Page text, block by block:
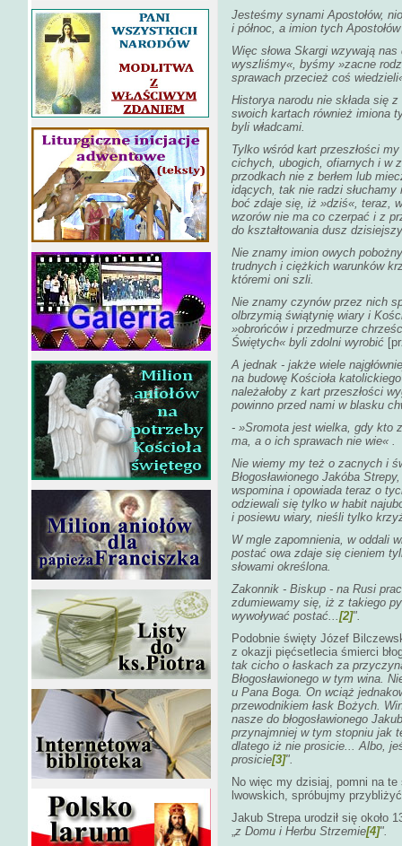
Jesteśmy synami Apostołów,
i północ, a imion tych
Więc słowa Skargi wzywają
wyszliśmy«, byśmy »zacne
sprawach przecież coś
Historya narodu nie składa się
swoich kartach również imiona
byli władcami.
Tylko wśród kart przeszłości
cichych, ubogich, ofiarnych i w
przodkach nie z berłem lub
idących, tak nie radzi
boć zdaje się, iż »dziś«, teraz,
wzorów nie ma co czerpać i z
do kształtowania dusz
Nie znamy imion owych
trudnych i ciężkich warunków
któremi oni szli.
Nie znamy czynów przez nich
olbrzymią świątynię wiary i
»obrońców i przedmurze
Świętych« byli zdolni wyrobić
A jednak - jakże wiele
na budowę Kościoła
należałoby z kart przeszłości
powinno przed nami w blasku
- »Sromota jest wielka, gdy kto
ma, a o ich sprawach nie wie« .
Nie wiemy my też o zacnych i
Błogosławionego Jakóba
wspomina i opowiada teraz o
odziewali się tylko w habit
i posiewu wiary, nieśli tylko
W mgle zapomnienia, w oddali
postać owa zdaje się cieniem
słowami określona.
Zakonnik - Biskup - na Rusi
zdumiewamy się, iż z takiego
wywoływać postać...[2]".
Podobnie święty Józef
z okazji pięćsetlecia śmierci
tak cicho o łaskach za
Błogosławionego w tym wina.
u Pana Boga. On wciąż
przewodnikiem łask Bożych.
nasze do błogosławionego
przynajmniej w tym stopniu jak
dlatego iż nie prosicie... Albo,
prosicie[3]".
No więc my dzisiaj, pomni na te
lwowskich, spróbujmy
Jakub Strepa urodził się około
„z Domu i Herbu Strzemie[4]".